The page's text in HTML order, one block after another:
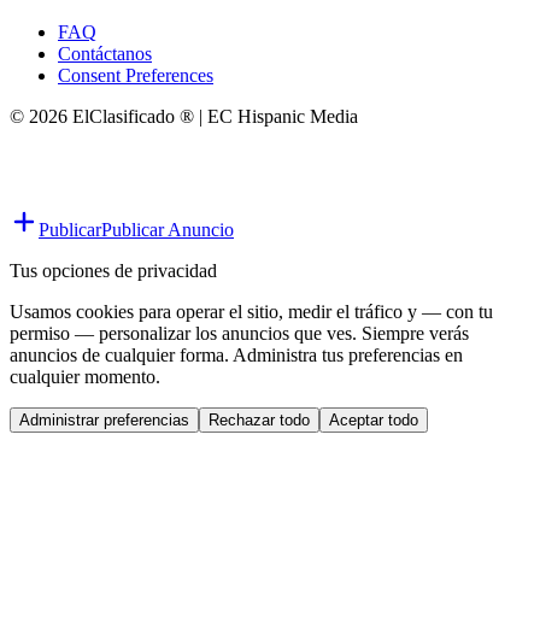
FAQ
Contáctanos
Consent Preferences
© 2026 ElClasificado ® | EC Hispanic Media
PublicarPublicar Anuncio
Tus opciones de privacidad
Usamos cookies para operar el sitio, medir el tráfico y — con tu
permiso — personalizar los anuncios que ves. Siempre verás
anuncios de cualquier forma. Administra tus preferencias en
cualquier momento.
Administrar preferencias Rechazar todo Aceptar todo